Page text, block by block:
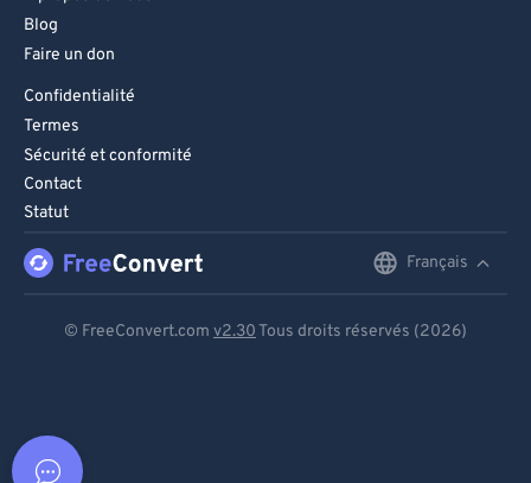
Blog
Faire un don
Confidentialité
Termes
Sécurité et conformité
Contact
Statut
Français
© FreeConvert.com v2.30 Tous droits réservés (2026)